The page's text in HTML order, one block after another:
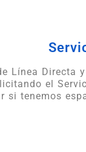
Línea Directa
el
si tenemos